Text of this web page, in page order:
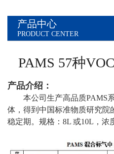
产品中心
PRODUCT CENTER
PAMS 57种
产品介绍：
本公司生产高品质PAMS
体，得到中国标准物质研究院
稳定期。规格：8L 或10L，浓